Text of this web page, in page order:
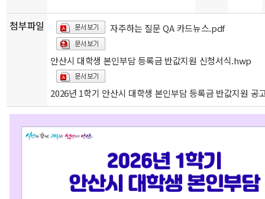
첨부파일 자주하는 질문 QA 카드뉴스.pdf
안산시 대학생 본인부담 등록금 반값지원 신청서식.hwp
2026년 1학기 안산시 대학생 본인부담 등록금 반값지원 공